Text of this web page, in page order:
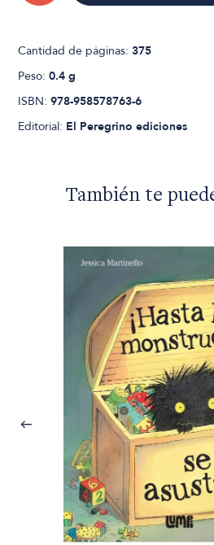
Cantidad de páginas:375
Peso:0.4 g
ISBN:978-958578763-6
Editorial: El Peregrino ediciones
También te